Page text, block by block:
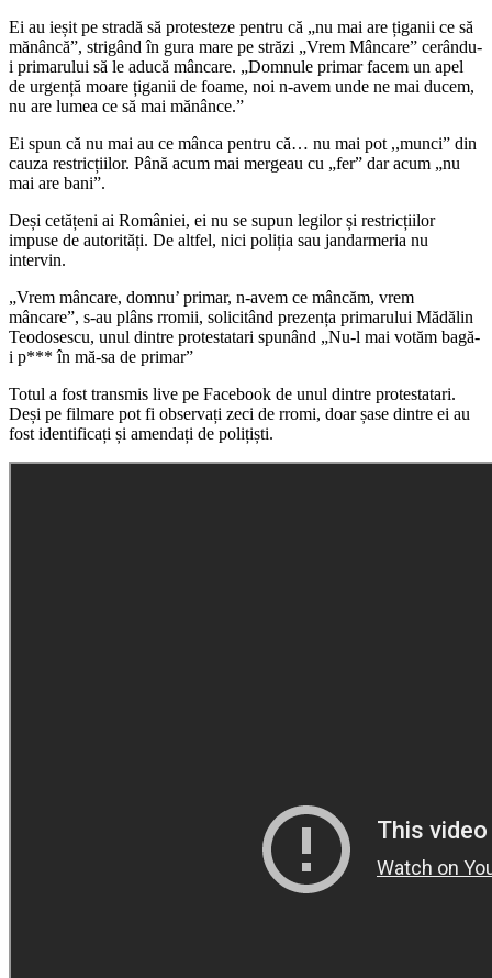
Ei au ieșit pe stradă să protesteze pentru că „nu mai are țiganii ce să
mănâncă”, strigând în gura mare pe străzi „Vrem Mâncare” cerându-
i primarului să le aducă mâncare. „Domnule primar facem un apel
de urgență moare țiganii de foame, noi n-avem unde ne mai ducem,
nu are lumea ce să mai mănânce.”
Ei spun că nu mai au ce mânca pentru că… nu mai pot ,,munci” din
cauza restricțiilor. Până acum mai mergeau cu „fer” dar acum „nu
mai are bani”.
Deși cetățeni ai României, ei nu se supun legilor și restricțiilor
impuse de autorități. De altfel, nici poliția sau jandarmeria nu
intervin.
„Vrem mâncare, domnu’ primar, n-avem ce mâncăm, vrem
mâncare”, s-au plâns rromii, solicitând prezența primarului Mădălin
Teodosescu, unul dintre protestatari spunând „Nu-l mai votăm bagă-
i p*** în mă-sa de primar”
Totul a fost transmis live pe Facebook de unul dintre protestatari.
Deși pe filmare pot fi observați zeci de rromi, doar șase dintre ei au
fost identificați și amendați de polițiști.